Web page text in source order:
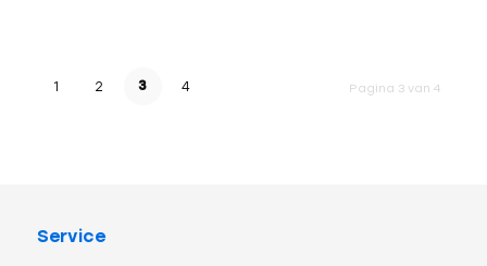
Pagina 3 van 4
1 2 3 4
Service